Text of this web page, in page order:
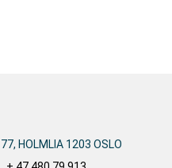
HOLMLIA 1203 OSLO